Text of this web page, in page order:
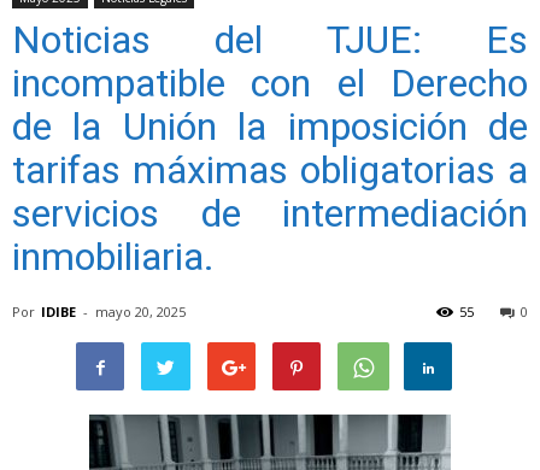
Noticias del TJUE: Es
incompatible con el Derecho
de la Unión la imposición de
tarifas máximas obligatorias a
servicios de intermediación
inmobiliaria.
Por IDIBE - mayo 20, 2025 0
55